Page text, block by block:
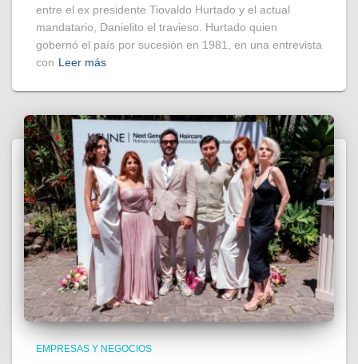
entre el ex presidente Tiovaldo Hurtado y el actual
mandatario, Danielito el travieso. Hurtado quien
gobernó el país por sucesión en 1981, en una entrevista
con Leer más
EMPRESAS Y NEGOCIOS